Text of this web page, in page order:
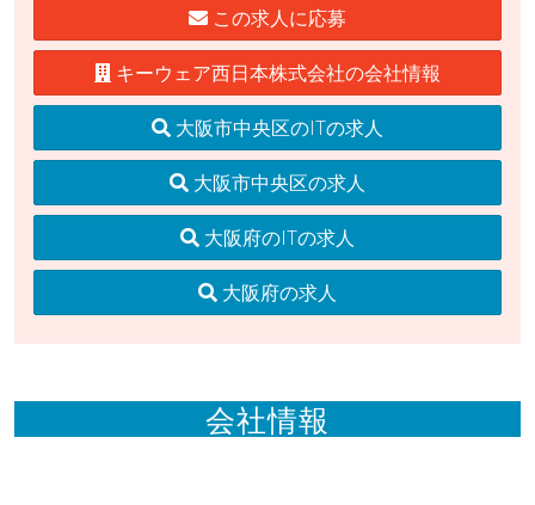
この求人に応募
キーウェア西日本株式会社の会社情報
大阪市中央区のITの求人
大阪市中央区の求人
大阪府のITの求人
大阪府の求人
会社情報